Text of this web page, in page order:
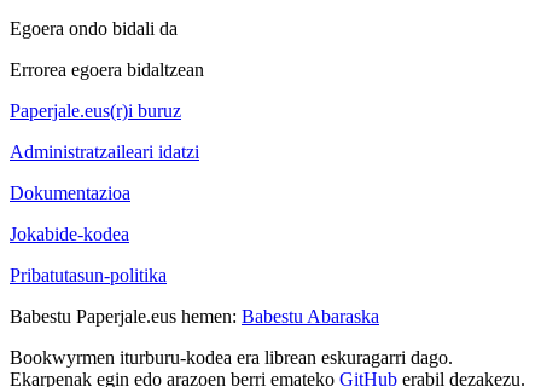
Egoera ondo bidali da
Errorea egoera bidaltzean
Paperjale.eus(r)i buruz
Administratzaileari idatzi
Dokumentazioa
Jokabide-kodea
Pribatutasun-politika
Babestu Paperjale.eus hemen: Babestu Abaraska
Bookwyrmen iturburu-kodea era librean eskuragarri dago.
Ekarpenak egin edo arazoen berri emateko GitHub erabil dezakezu.